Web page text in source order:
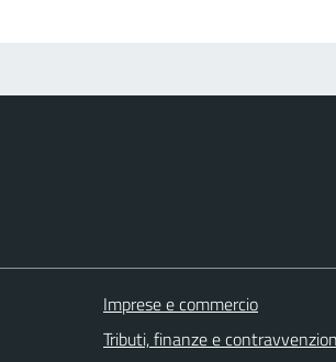
Imprese e commercio
Tributi, finanze e